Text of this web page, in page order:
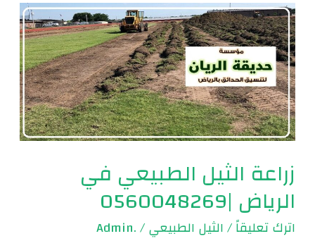
زراعة الثيل الطبيعي في
الرياض |0560048269
اترك تعليقاً/الثيل الطبيعي/
.Admin
زراعة
الثيل
الطبيعي
في
الرياض
|0560048269